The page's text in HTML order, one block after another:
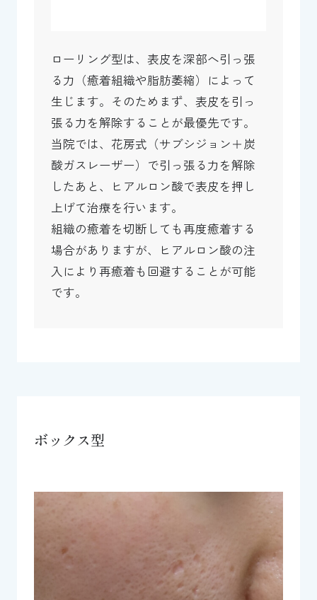
ローリング型は、表皮を深部へ引っ張
る力（癒着組織や脂肪萎縮）によって
生じます。そのためまず、表皮を引っ
張る力を解除することが最優先です。
当院では、花房式（サブシジョン＋炭
酸ガスレーザー）で引っ張る力を解除
したあと、ヒアルロン酸で表皮を押し
上げて治療を行います。
組織の癒着を切断しても再度癒着する
場合がありますが、ヒアルロン酸の注
入により再癒着も回避することが可能
です。
ボックス型